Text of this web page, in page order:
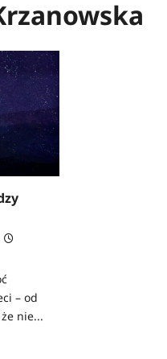
– od
nie...